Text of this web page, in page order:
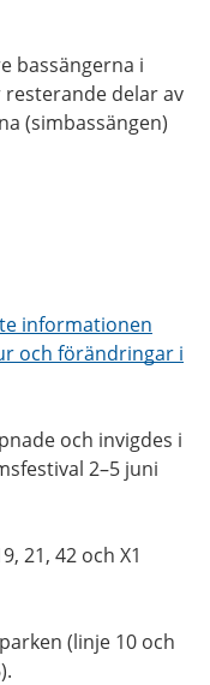
bassängerna i
delar av
(simbassängen)
informationen
och förändringar i
och invigdes i
2–5 juni
21, 42 och X1
(linje 10 och